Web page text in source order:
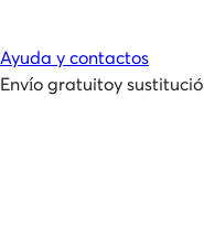
Ayuda y contactos
Envío gratuitoy